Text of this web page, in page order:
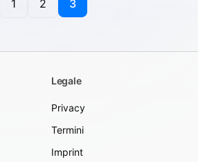
1 2 3
Legale
Privacy
Termini
Imprint